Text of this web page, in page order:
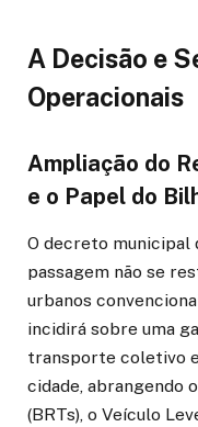
A Decisão e
Operacionais
Ampliação do
e o Papel do
O decreto municipal
passagem não se
urbanos
incidirá sobre uma
transporte coletivo
cidade, abrangendo
(BRTs), o Veículo